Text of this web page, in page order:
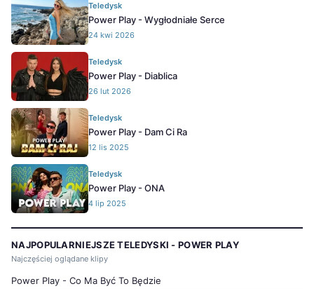
Teledysk
Power Play - Wygłodniałe Serce
24 kwi 2026
Teledysk
Power Play - Diablica
26 lut 2026
Teledysk
Power Play - Dam Ci Ra
12 lis 2025
Teledysk
Power Play - ONA
4 lip 2025
NAJPOPULARNIEJSZE TELEDYSKI - POWER PLAY
Najczęściej oglądane klipy
Power Play - Co Ma Być To Będzie